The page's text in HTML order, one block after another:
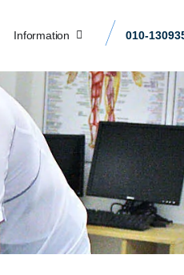
Information 010-